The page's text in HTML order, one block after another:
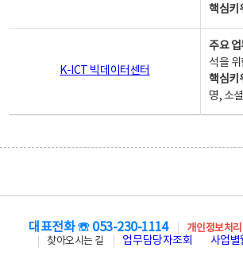
핵심키
K-ICT 빅데이터센터
주요 업
석을
핵심키
명, 소
대표전화 ☏ 053-230-1114 개인정보처
찾아오시는 길
업무담당자조회 사업별